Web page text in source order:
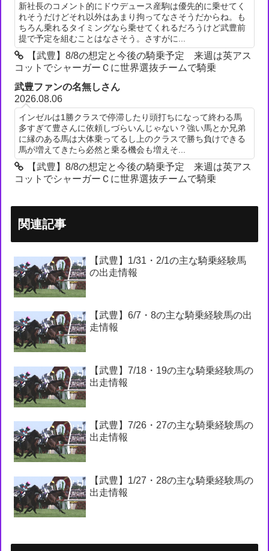
新社長のコメント的にドウデュース産駒は優先的に乗せてく
れそうだけどそれ以外はあまり拘ってなさそうだからね。も
ちろん乗れるタイミングなら乗せてくれるだろうけど武豊前
提で予定を組むことはなさそう。さすがに...
【武豊】8/8の想定と今後の騎乗予定 来週は英アス
コットでシャーガーＣに世界選抜チームで騎乗
武豊ファンの名無しさん
2026.08.06
インゼルは1勝クラスで停滞したり頭打ちになって終わる馬
多すぎて豊さんに依頼しづらいんじゃない？強い馬とか兄弟
に縁のある馬は大体乗ってるし上のクラスで勝ち負けできる
馬が増えてきたら必然と乗る機会も増えそ...
【武豊】8/8の想定と今後の騎乗予定 来週は英アス
コットでシャーガーＣに世界選抜チームで騎乗
関連記事
【武豊】1/31・2/1の主な騎乗経験馬
の出走情報
【武豊】6/7・8の主な騎乗経験馬の出
走情報
【武豊】7/18・19の主な騎乗経験馬の
出走情報
【武豊】7/26・27の主な騎乗経験馬の
出走情報
【武豊】1/27・28の主な騎乗経験馬の
出走情報